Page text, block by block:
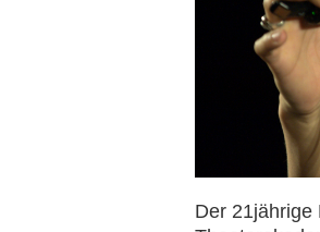
Der 21jährige